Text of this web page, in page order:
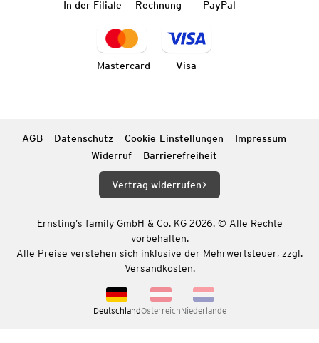
In der Filiale Rechnung PayPal
Mastercard Visa
AGB Datenschutz Cookie-Einstellungen
Impressum
Widerruf
Barrierefreiheit
Vertrag widerrufen
Ernsting’s family GmbH & Co. KG 2026. © Alle Rechte
vorbehalten.
Alle Preise verstehen sich inklusive der Mehrwertsteuer, zzgl.
Versandkosten.
DeutschlandÖsterreichNiederlande